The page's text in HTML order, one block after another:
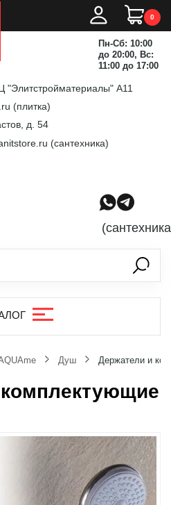
0
Пн-Сб: 10:00
до 20:00, Вс:
11:00 до 17:00
А11
(плитка)
д. 54
(сантехника)
Душ Держатели и